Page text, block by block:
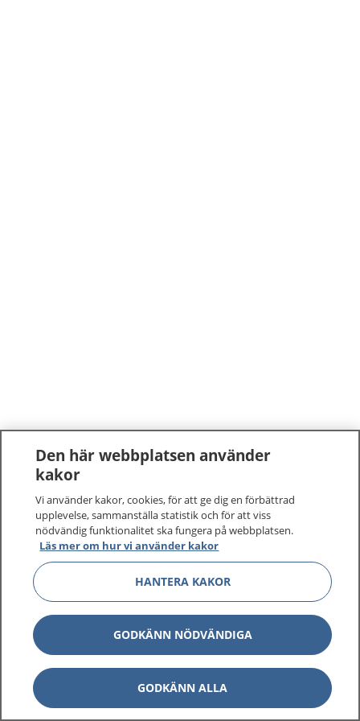
Den här webbplatsen använder
kakor
Vi använder kakor, cookies, för att ge dig en förbättrad
upplevelse, sammanställa statistik och för att viss
nödvändig funktionalitet ska fungera på webbplatsen.
Läs mer om hur vi använder kakor
HANTERA KAKOR
GODKÄNN NÖDVÄNDIGA
GODKÄNN ALLA